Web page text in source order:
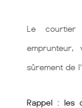
Le courtier
sûrement de
Rappel : les